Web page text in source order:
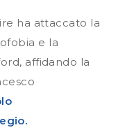
ha attaccato la
e la
affidando la